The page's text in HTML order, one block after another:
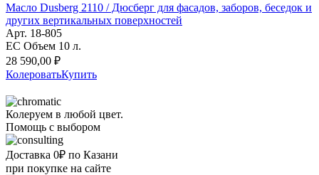
Масло Dusberg 2110 / Дюсберг для фасадов, заборов, беседок и
других вертикальных поверхностей
Арт. 18-805
EC Объем 10 л.
28 590,00 ₽
КолероватьКупить
Колеруем в любой цвет.
Помощь с выбором
Доставка 0₽ по Казани
при покупке на сайте